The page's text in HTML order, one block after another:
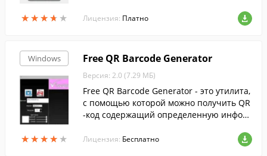
★★★★ ★
★★★★ ★ Лицензия: Платно
Windows
★★★★ ★
★★★★ ★
Free QR Barcode Generator
Версия: 2.0 (7.29 МБ)
Free QR Barcode Generator - это утилита,
с помощью которой можно получить QR
-код содержащий определенную инфор
Лицензия: Бесплатно